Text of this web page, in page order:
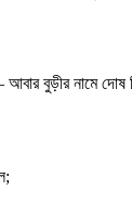
বুড়ীর নামে দোষ